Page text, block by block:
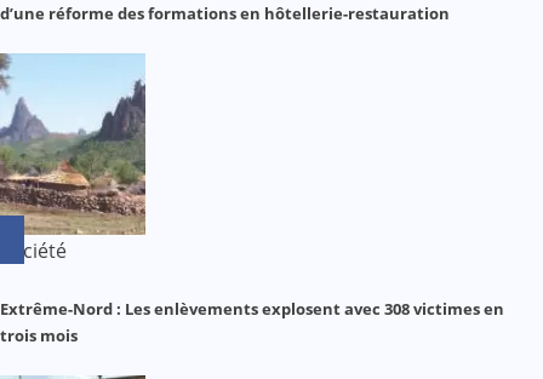
d’une réforme des formations en hôtellerie-restauration
Société
Extrême-Nord : Les enlèvements explosent avec 308 victimes en
trois mois